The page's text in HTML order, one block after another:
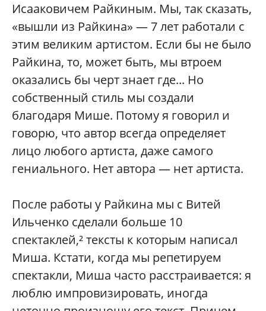
Исааковичем Райкиным. Мы, так сказать,
«вышли из Райкина» — 7 лет работали с
этим великим артистом. Если бы не было
Райкина, то, может быть, мы втроем
оказались бы черт знает где... Но
собственный стиль мы создали
благодаря Мише. Потому я говорил и
говорю, что автор всегда определяет
лицо любого артиста, даже самого
гениального. Нет автора — нет артиста.
После работы у Райкина мы с Витей
Ильченко сделали больше 10
спектаклей,² тексты к которым написал
Миша. Кстати, когда мы репетируем
спектакли, Миша часто расстраивается: я
люблю импровизировать, иногда